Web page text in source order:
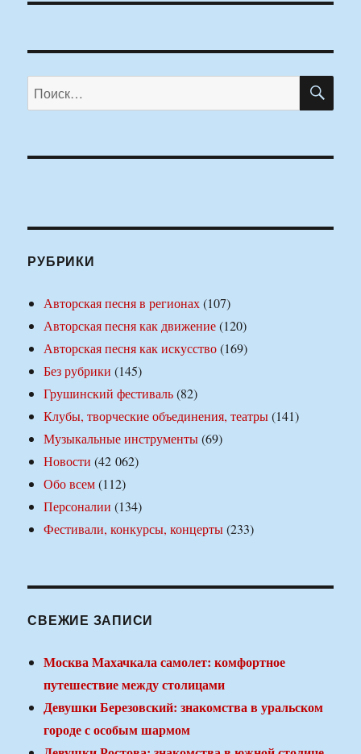
Искать:
РУБРИКИ
Авторская песня в регионах(107)
Авторская песня как движение(120)
Авторская песня как искусство(169)
Без рубрики (145)
Грушинский фестиваль(82)
Клубы, творческие объединения, театры(141)
Музыкальные инструменты(69)
Новости (42 062)
Обо всем(112)
Персоналии (134)
Фестивали, конкурсы, концерты(233)
СВЕЖИЕ ЗАПИСИ
Москва Махачкала самолет: комфортное
путешествие между столицами
Девушки Березовский: знакомства в уральском
городе с особым шармом